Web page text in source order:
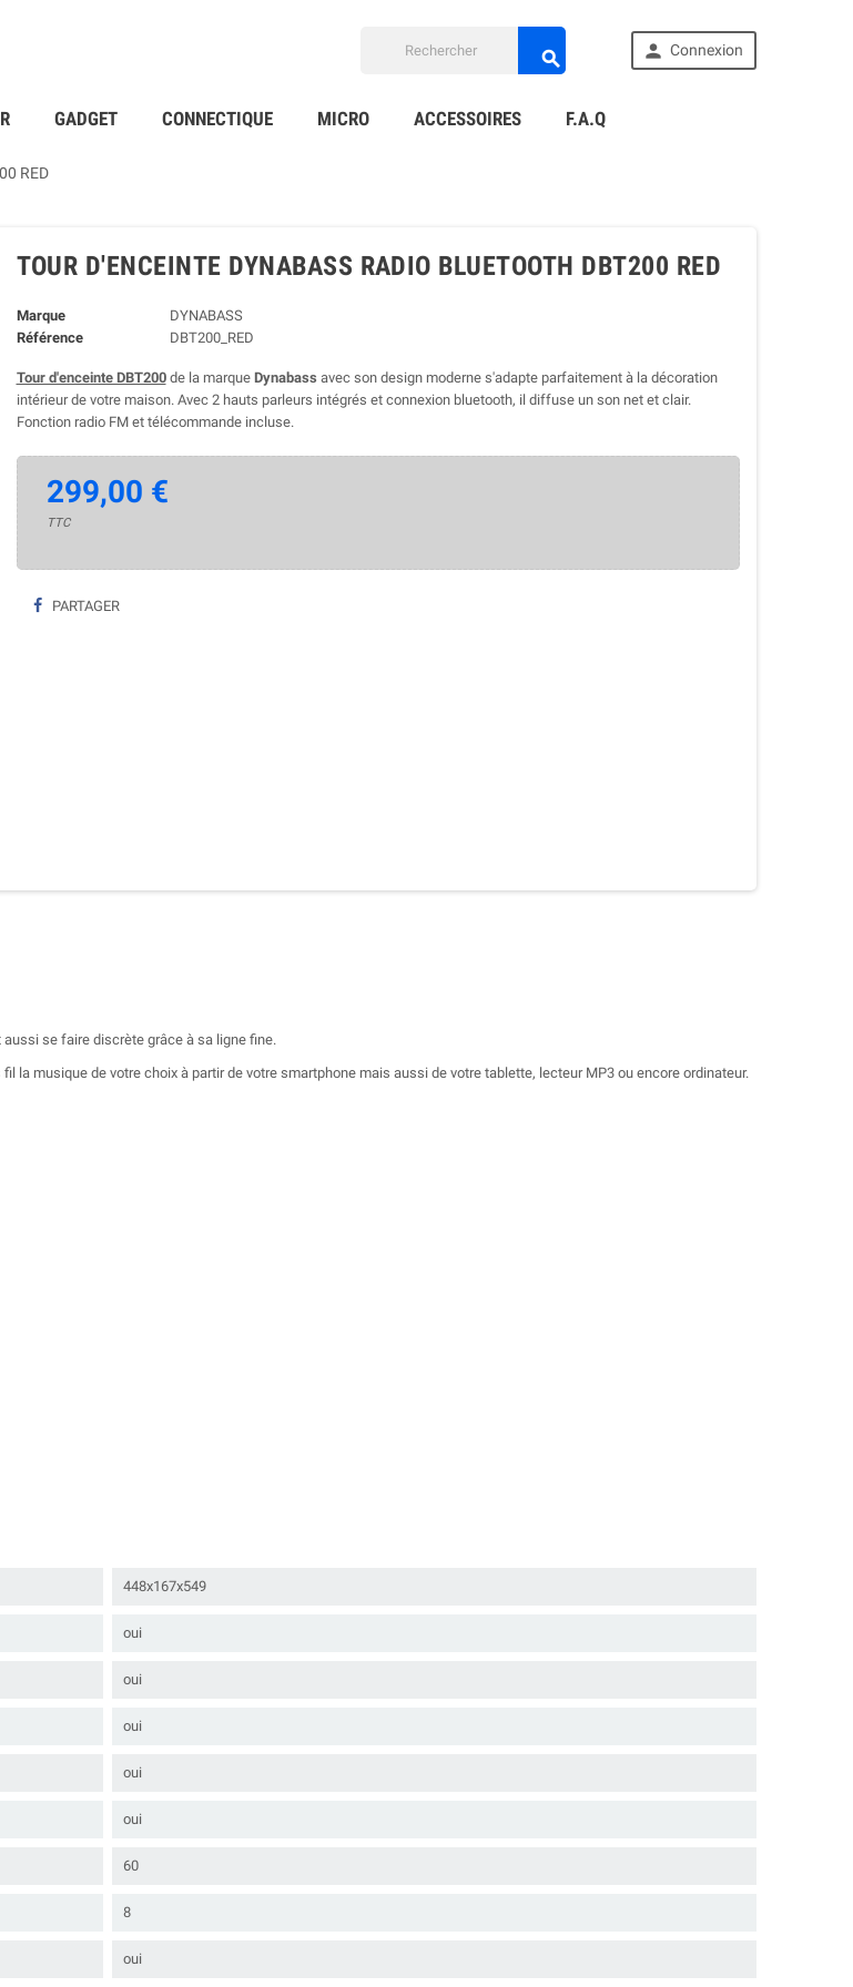
  Connexion
GADGET CONNECTIQUE MICRO ACCESSOIRES F.A.Q
RED
TOUR D'ENCEINTE DYNABASS RADIO BLUETOOTH DBT200 RED
Marque
DYNABASS
Référence
DBT200_RED
Tour d'enceinte DBT200de la marque Dynabass avec son design moderne s'adapte parfaitement à la décoration
intérieur de votre maison. Avec 2 hauts parleurs intégrés et connexion bluetooth, il diffuse un son net et clair.
Fonction radio FM et télécommande incluse.
299,00 €
TTC
PARTAGER
aussi se faire discrète grâce à sa ligne fine.
la musique de votre choix à partir de votre smartphone mais aussi de votre tablette, lecteur MP3 ou encore ordinateur.
448x167x549
oui
oui
oui
oui
oui
60
8
oui